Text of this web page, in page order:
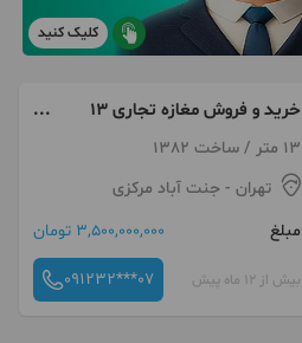
کلیک کنید
خرید و فروش مغازه تجاری 13
متری جنت اباد
13 متر / ساخت 1382
تهران - جنت آباد مرکزی
مبلغ
3,500,000,000 تومان
بیش از 12 ماه پیش 091232***07